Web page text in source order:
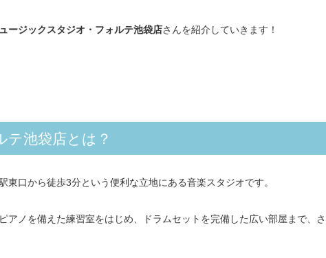
ージックスタジオ・フォルテ池袋店さんを紹介していきます！
テ池袋店とは？
口から徒歩3分という便利な立地にある音楽スタジオです。
アノを備えた練習室をはじめ、ドラムセットを完備した広い部屋まで、